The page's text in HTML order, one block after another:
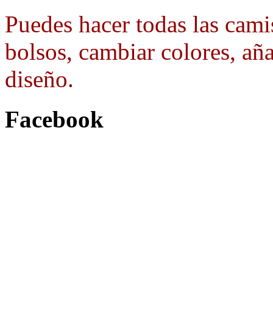
Puedes hacer todas las
bolsos, cambiar colores,
diseño.
Facebook